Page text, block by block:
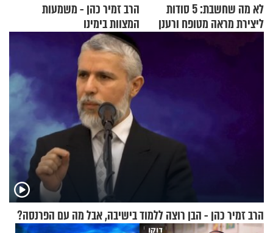
לא מה שחשבת: 5 סודות
ליצירת מראה מטופח ורענן
הרב זמיר כהן - משמעות
המצוות בימינו
הרב זמיר כהן - הבן רוצה ללמוד בישיבה, אבל מה עם הפרנסה?